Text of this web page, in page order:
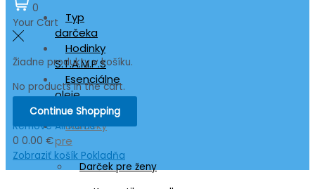
Typ
darčeka
Hodinky
S.T.A.M.P.S
Esenciálne
oleje
doTERRA
Darčeky
pre
Darček pre ženy
0
Your Cart
Žiadne produkty v košíku.
No products in the cart.
Continue Shopping
Remove All Items
0 0.00 €
Zobraziť košík Pokladňa